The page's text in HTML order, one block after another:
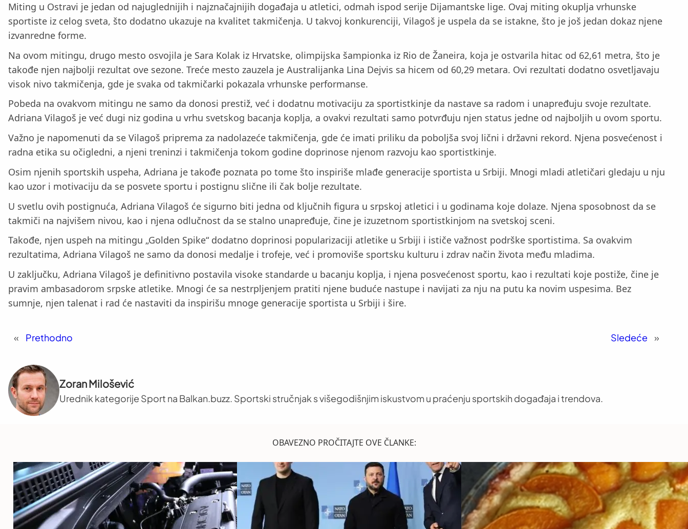
Miting u Ostravi je jedan od najuglednijih i najznačajnijih događaja u atletici, odmah ispod serije Dijamantske lige. Ovaj miting okuplja vrhunske
sportiste iz celog sveta, što dodatno ukazuje na kvalitet takmičenja. U takvoj konkurenciji, Vilagoš je uspela da se istakne, što je još jedan dokaz njene
izvanredne forme.
Na ovom mitingu, drugo mesto osvojila je Sara Kolak iz Hrvatske, olimpijska šampionka iz Rio de Žaneira, koja je ostvarila hitac od 62,61 metra, što je
takođe njen najbolji rezultat ove sezone. Treće mesto zauzela je Australijanka Lina Dejvis sa hicem od 60,29 metara. Ovi rezultati dodatno osvetljavaju
visok nivo takmičenja, gde je svaka od takmičarki pokazala vrhunske performanse.
Pobeda na ovakvom mitingu ne samo da donosi prestiž, već i dodatnu motivaciju za sportistkinje da nastave sa radom i unapređuju svoje rezultate.
Adriana Vilagoš je već dugi niz godina u vrhu svetskog bacanja koplja, a ovakvi rezultati samo potvrđuju njen status jedne od najboljih u ovom sportu.
Važno je napomenuti da se Vilagoš priprema za nadolazeće takmičenja, gde će imati priliku da poboljša svoj lični i državni rekord. Njena posvećenost i
radna etika su očigledni, a njeni treninzi i takmičenja tokom godine doprinose njenom razvoju kao sportistkinje.
Osim njenih sportskih uspeha, Adriana je takođe poznata po tome što inspiriše mlađe generacije sportista u Srbiji. Mnogi mladi atletičari gledaju u nju
kao uzor i motivaciju da se posvete sportu i postignu slične ili čak bolje rezultate.
U svetlu ovih postignuća, Adriana Vilagoš će sigurno biti jedna od ključnih figura u srpskoj atletici i u godinama koje dolaze. Njena sposobnost da se
takmiči na najvišem nivou, kao i njena odlučnost da se stalno unapređuje, čine je izuzetnom sportistkinjom na svetskoj sceni.
Takođe, njen uspeh na mitingu „Golden Spike“ dodatno doprinosi popularizaciji atletike u Srbiji i ističe važnost podrške sportistima. Sa ovakvim
rezultatima, Adriana Vilagoš ne samo da donosi medalje i trofeje, već i promoviše sportsku kulturu i zdrav način života među mladima.
U zaključku, Adriana Vilagoš je definitivno postavila visoke standarde u bacanju koplja, i njena posvećenost sportu, kao i rezultati koje postiže, čine je
pravim ambasadorom srpske atletike. Mnogi će sa nestrpljenjem pratiti njene buduće nastupe i navijati za nju na putu ka novim uspesima. Bez
sumnje, njen talenat i rad će nastaviti da inspirišu mnoge generacije sportista u Srbiji i šire.
« Prethodno Sledeće »
Zoran Milošević
Urednik kategorije Sport na Balkan.buzz. Sportski stručnjak s višegodišnjim iskustvom u praćenju sportskih događaja i trendova.
OBAVEZNO PROČITAJTE OVE ČLANKE: